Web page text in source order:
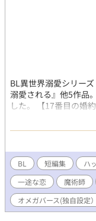
BL異世界溺愛シリー
溺愛される』他5作品
した。 【17番目の婚
王陛下の17番目の婚
され、学園を早退す
と研究者になりたか
る。そんな時、王弟
閣下はコミュ症の天才
一通の手紙が届く。
急に出来た22歳年上の
なかった僕は、彼と
『王弟殿下は庭師で
BL 短編集 ハ
一途な恋
魔術師
オメガバース(独自設定）